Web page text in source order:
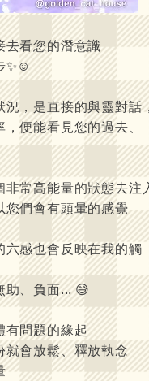
去看您的潛意識
✨☺️
，是直接的與靈對話，
便能看見您的過去、
常高能量的狀態去注入
您們會有頭暈的感覺
六感也會反映在我的觸
助、負面... 😅
有問題的緣起
就會放鬆、釋放執念